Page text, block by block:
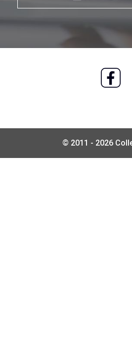
© 2011 - 2026